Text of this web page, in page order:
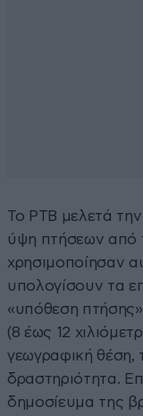
Το PTB μελετά
ύψη πτήσεων από
χρησιμοποίησαν
υπολογίσουν τα
«υπόθεση
(8 έως 12
γεωγραφική θέση,
δραστηριότητα.
δημοσίευμα της